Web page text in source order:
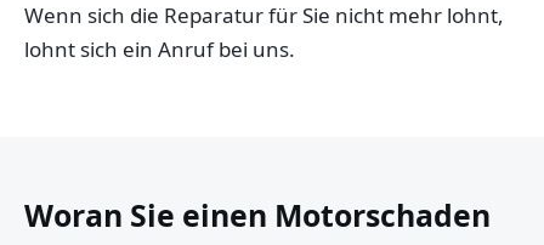
Wenn sich die Reparatur für Sie nicht mehr lohnt,
lohnt sich ein Anruf bei uns.
Woran Sie einen Motorschaden